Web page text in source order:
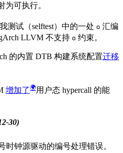
为可执行。
测试（selftest）中的一处 o 汇编
LLVM 不支持 o 约束。
的内置 DTB 构建系统配置迁移
增加了
用户态 hypercall 的能
30)
时钟源驱动的编号处理错误。